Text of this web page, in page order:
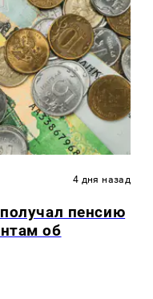
4 дня назад
пенсию
об